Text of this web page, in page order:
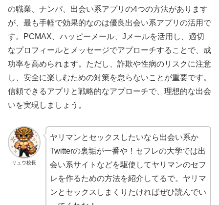
の職業、ナンパ、出会い系アプリの4つの方法があります
が、最も手軽で効果的なのは優良出会い系アプリの活用で
す。PCMAX、ハッピーメール、Jメールを活用し、適切
なプロフィールとメッセージでアプローチすることで、成
功率を高められます。ただし、詐欺や性病のリスクに注意
し、安全に楽しむための対策を怠らないことが重要です。
信頼できるアプリと戦略的なアプローチで、理想的な出会
いを実現しましょう。
リュウ校長
ヤリマンとセックスしたいなら出会い系か
Twitterの裏垢が一番や！セフレの大学では出
会い系サイトなどを駆使してヤリマンのセフ
レを作るための方法を紹介してるで。ヤリマ
ンとセックスしまくりたければぜひ読んでい